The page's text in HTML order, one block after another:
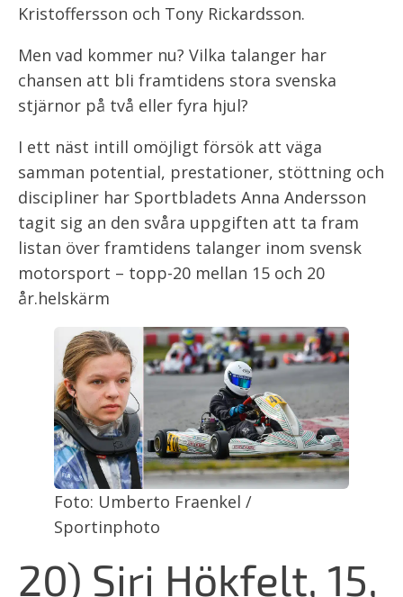
Kristoffersson och Tony Rickardsson.
Men vad kommer nu? Vilka talanger har
chansen att bli framtidens stora svenska
stjärnor på två eller fyra hjul?
I ett näst intill omöjligt försök att väga
samman potential, prestationer, stöttning och
discipliner har Sportbladets Anna Andersson
tagit sig an den svåra uppgiften att ta fram
listan över framtidens talanger inom svensk
motorsport – topp-20 mellan 15 och 20
år.helskärm
Foto: Umberto Fraenkel /
Sportinphoto
20) Siri Hökfelt, 15,